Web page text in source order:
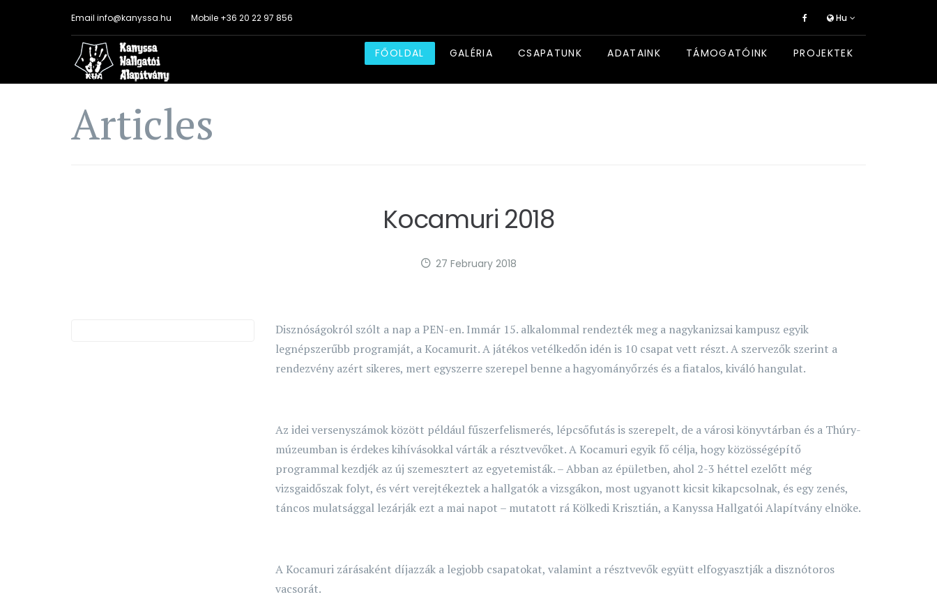
Email info@kanyssa.hu Mobile +36 20 22 97 856 Hu
FŐOLDAL GALÉRIA CSAPATUNK ADATAINK TÁMOGATÓINK PROJEKTEK
Articles
Kocamuri 2018
27 February 2018
Disznóságokról szólt a nap a PEN-en. Immár 15. alkalommal rendezték meg a nagykanizsai kampusz egyik
legnépszerűbb programját, a Kocamurit. A játékos vetélkedőn idén is 10 csapat vett részt. A szervezők szerint a
rendezvény azért sikeres, mert egyszerre szerepel benne a hagyományőrzés és a fiatalos, kiváló hangulat.
Az idei versenyszámok között például fűszerfelismerés, lépcsőfutás is szerepelt, de a városi könyvtárban és a Thúry-
múzeumban is érdekes kihívásokkal várták a résztvevőket. A Kocamuri egyik fő célja, hogy közösségépítő
programmal kezdjék az új szemesztert az egyetemisták. – Abban az épületben, ahol 2-3 héttel ezelőtt még
vizsgaidőszak folyt, és vért verejtékeztek a hallgatók a vizsgákon, most ugyanott kicsit kikapcsolnak, és egy zenés,
táncos mulatsággal lezárják ezt a mai napot – mutatott rá Kölkedi Krisztián, a Kanyssa Hallgatói Alapítvány elnöke.
A Kocamuri zárásaként díjazzák a legjobb csapatokat, valamint a résztvevők együtt elfogyasztják a disznótoros
vacsorát.